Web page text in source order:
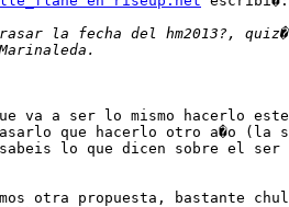
va a ser lo mismo hacerlo
que hacerlo otro a�o (la
lo que dicen sobre el ser
otra propuesta, bastante